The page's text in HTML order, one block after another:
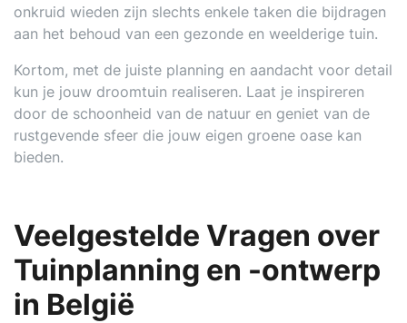
onkruid wieden zijn slechts enkele taken die bijdragen
aan het behoud van een gezonde en weelderige tuin.
Kortom, met de juiste planning en aandacht voor detail
kun je jouw droomtuin realiseren. Laat je inspireren
door de schoonheid van de natuur en geniet van de
rustgevende sfeer die jouw eigen groene oase kan
bieden.
Veelgestelde Vragen over
Tuinplanning en -ontwerp
in België